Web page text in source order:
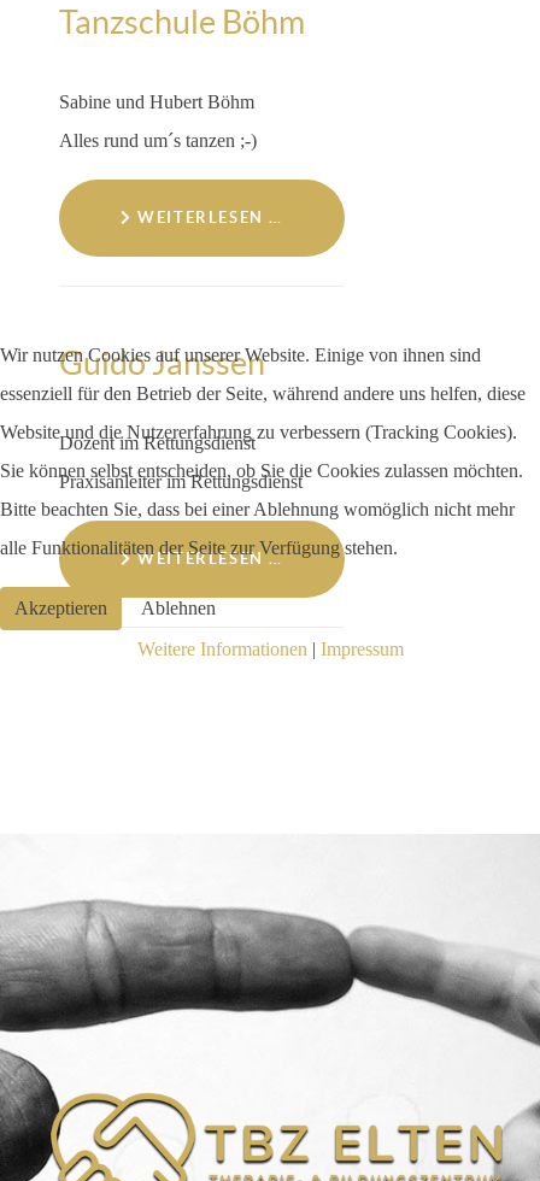
Tanzschule Böhm
Sabine und Hubert Böhm
Alles rund um´s tanzen ;-)
WEITERLESEN …
Guido Janssen
Dozent im Rettungsdienst
Praxisanleiter im Rettungsdienst
WEITERLESEN …
Wir nutzen Cookies auf unserer Website. Einige von ihnen sind
essenziell für den Betrieb der Seite, während andere uns helfen, diese
Website und die Nutzererfahrung zu verbessern (Tracking Cookies).
Sie können selbst entscheiden, ob Sie die Cookies zulassen möchten.
Bitte beachten Sie, dass bei einer Ablehnung womöglich nicht mehr
alle Funktionalitäten der Seite zur Verfügung stehen.
Akzeptieren
Ablehnen
Weitere Informationen | Impressum